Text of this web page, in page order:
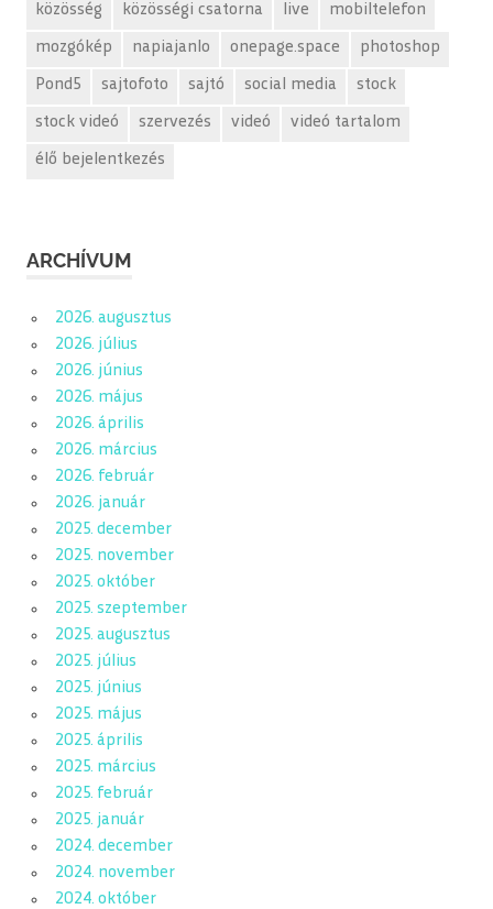
közösség közösségi csatorna live mobiltelefon
mozgókép napiajanlo onepage.space photoshop
Pond5 sajtofoto sajtó social media stock
stock videó szervezés videó videó tartalom
élő bejelentkezés
ARCHÍVUM
2026. augusztus
2026. július
2026. június
2026. május
2026. április
2026. március
2026. február
2026. január
2025. december
2025. november
2025. október
2025. szeptember
2025. augusztus
2025. július
2025. június
2025. május
2025. április
2025. március
2025. február
2025. január
2024. december
2024. november
2024. október